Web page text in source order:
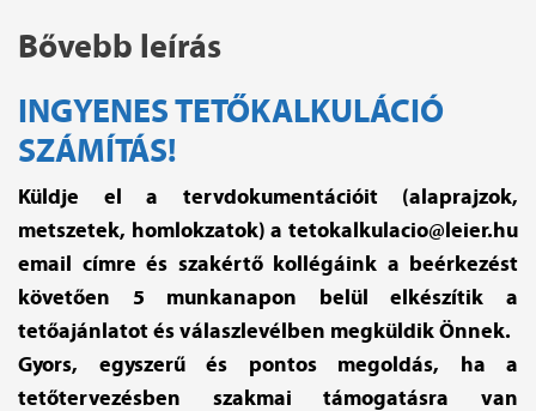
Bővebb leírás
INGYENES TETŐKALKULÁCIÓ
SZÁMÍTÁS!
Küldje el a tervdokumentációit (alaprajzok,
metszetek, homlokzatok) a tetokalkulacio@leier.hu
email címre és szakértő kollégáink a beérkezést
követően 5 munkanapon belül elkészítik a
tetőajánlatot és válaszlevélben megküldik Önnek.
Gyors, egyszerű és pontos megoldás, ha a
tetőtervezésben szakmai támogatásra van